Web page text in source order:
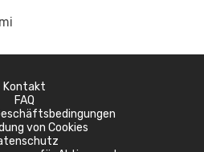
Kontakt
FAQ
von Cookies